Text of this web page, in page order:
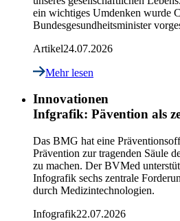
ein wichtiges Umdenken wurde
Bundesgesundheitsminister
Artikel24.07.2026
Mehr lesen
Innovationen
Infgrafik: Pävention als
Das BMG hat eine
Prävention zur tragenden Säule
zu machen. Der BVMed
Infografik sechs zentrale
durch Medizintechnologien.
Infografik22.07.2026